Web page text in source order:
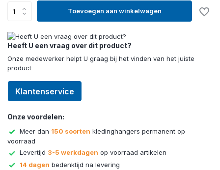
Toevoegen aan winkelwagen
Heeft U een vraag over dit product?
Onze medewerker helpt U graag bij het vinden van het juiste
product
Klantenservice
Onze voordelen:
Meer dan 150 soorten kledinghangers permanent op
voorraad
Levertijd 3-5 werkdagen op voorraad artikelen
14 dagen bedenktijd na levering